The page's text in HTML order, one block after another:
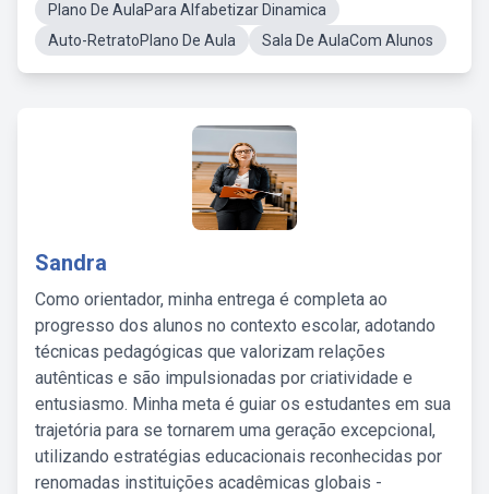
Plano De AulaPara Alfabetizar Dinamica
Auto-RetratoPlano De Aula
Sala De AulaCom Alunos
Sandra
Como orientador, minha entrega é completa ao
progresso dos alunos no contexto escolar, adotando
técnicas pedagógicas que valorizam relações
autênticas e são impulsionadas por criatividade e
entusiasmo. Minha meta é guiar os estudantes em sua
trajetória para se tornarem uma geração excepcional,
utilizando estratégias educacionais reconhecidas por
renomadas instituições acadêmicas globais -